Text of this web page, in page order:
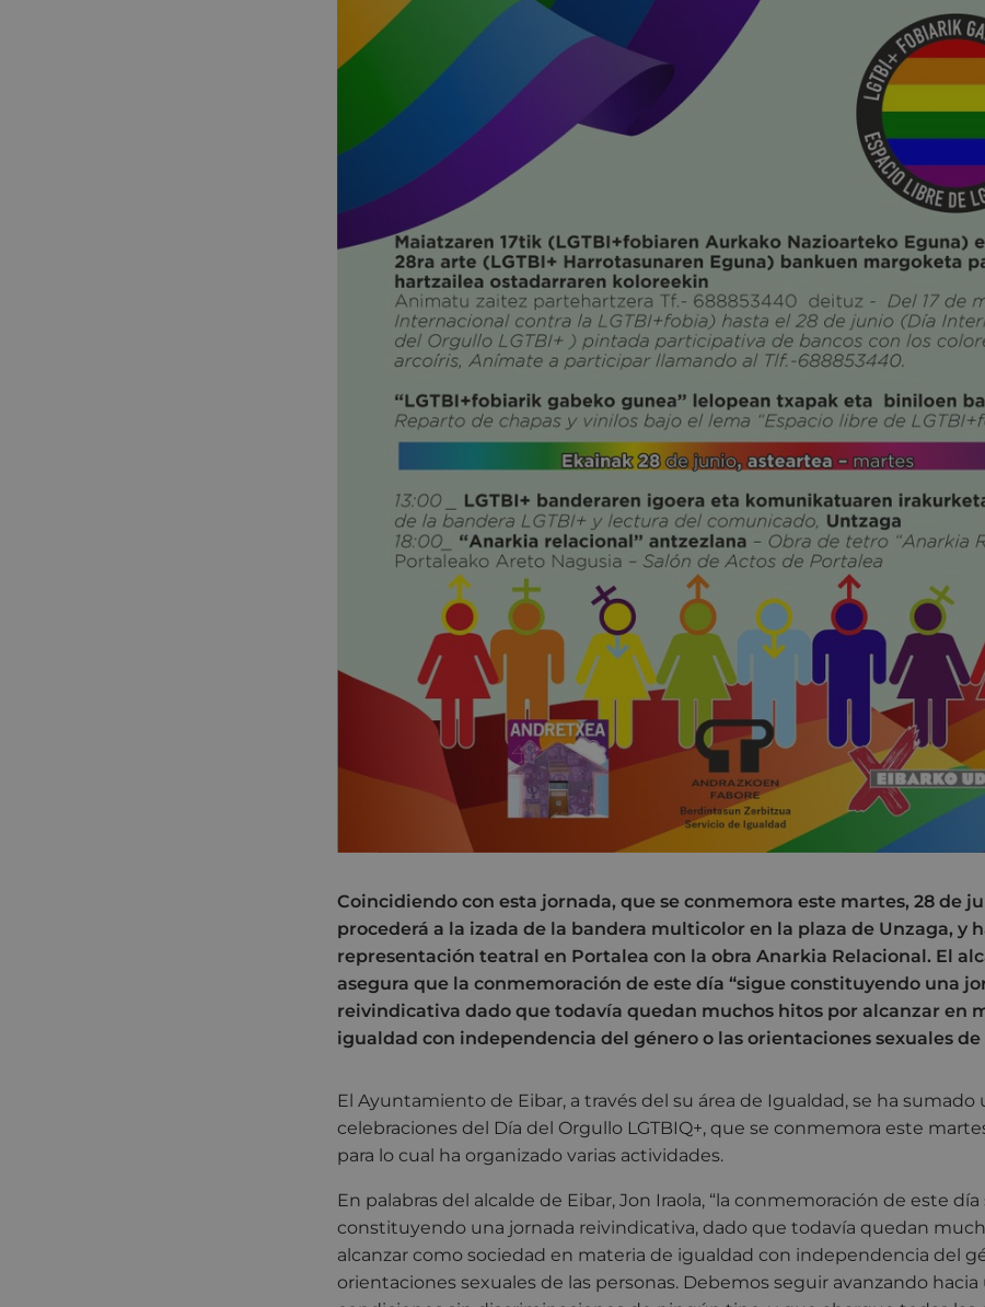
Coincidiendo con esta jornada, que se conmemora este martes, 28 de
procederá a la izada de la bandera multicolor en la plaza de Unzaga, y
representación teatral en Portalea con la obra Anarkia Relacional. El
asegura que la conmemoración de este día “sigue constituyendo una
reivindicativa dado que todavía quedan muchos hitos por alcanzar en
igualdad con independencia del género o las orientaciones sexuales de
El Ayuntamiento de Eibar, a través del su área de Igualdad, se ha sumado
celebraciones del Día del Orgullo LGTBIQ+, que se conmemora este
para lo cual ha organizado varias actividades.
En palabras del alcalde de Eibar, Jon Iraola, “la conmemoración de este día
constituyendo una jornada reivindicativa, dado que todavía quedan
alcanzar como sociedad en materia de igualdad con independencia del
orientaciones sexuales de las personas. Debemos seguir avanzando